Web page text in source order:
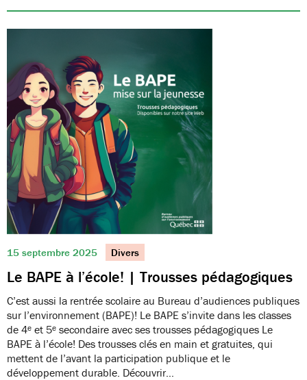
15 septembre 2025 Divers
Le BAPE à l’école! | Trousses pédagogiques
C’est aussi la rentrée scolaire au Bureau d’audiences publiques
sur l’environnement (BAPE)! Le BAPE s’invite dans les classes
de 4ᵉ et 5ᵉ secondaire avec ses trousses pédagogiques Le
BAPE à l’école! Des trousses clés en main et gratuites, qui
mettent de l’avant la participation publique et le
développement durable. Découvrir…